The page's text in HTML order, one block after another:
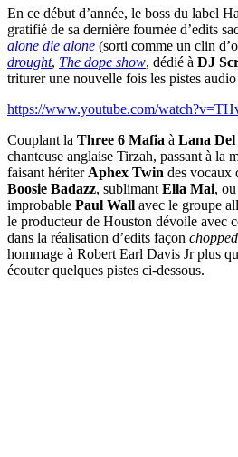
En ce début d’année, le boss du label
gratifié de sa dernière fournée d’edits
alone die alone (sorti comme un clin
drought, The dope show, dédié à DJ
triturer une nouvelle fois les pistes audio
https://www.youtube.com/
Couplant la Three 6 Mafia à Lana Del
chanteuse anglaise Tirzah, passant à la
faisant hériter Aphex Twin des vocaux
Boosie Badazz, sublimant Ella Mai,
improbable Paul Wall avec le groupe
le producteur de Houston dévoile avec
dans la réalisation d’edits façon
hommage à Robert Earl Davis Jr plus
écouter quelques pistes ci-dessous.